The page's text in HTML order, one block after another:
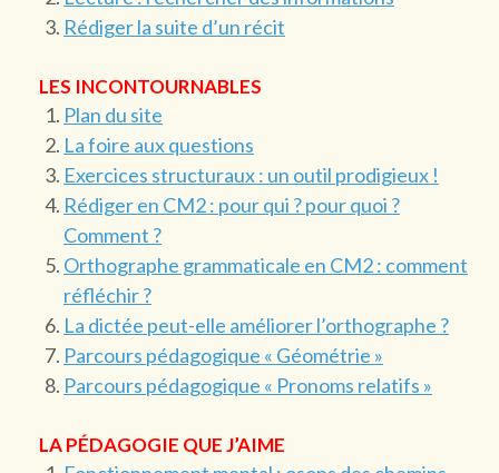
Rédiger la suite d’un récit
LES INCONTOURNABLES
Plan du site
La foire aux questions
Exercices structuraux : un outil prodigieux !
Rédiger en CM2 : pour qui ? pour quoi ?
Comment ?
Orthographe grammaticale en CM2 : comment
réfléchir ?
La dictée peut-elle améliorer l’orthographe ?
Parcours pédagogique « Géométrie »
Parcours pédagogique « Pronoms relatifs »
LA PÉDAGOGIE QUE J’AIME